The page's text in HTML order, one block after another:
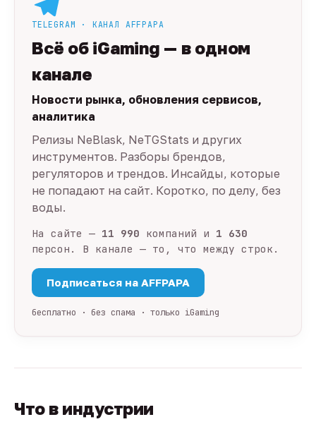
TELEGRAM · КАНАЛ AFFPAPA
Всё об iGaming — в одном
канале
Новости рынка, обновления сервисов,
аналитика
Релизы NeBlask, NeTGStats и других
инструментов. Разборы брендов,
регуляторов и трендов. Инсайды, которые
не попадают на сайт. Коротко, по делу, без
воды.
На сайте — 11 990 компаний и 1 630
персон. В канале — то, что между строк.
Подписаться на AFFPAPA
бесплатно · без спама · только iGaming
Что в индустрии